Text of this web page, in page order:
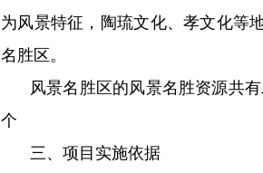
为风景特征，陶琉文化、孝文化等
名胜区。
风景名胜区的风景名胜资源共
个
三、项目实施依据